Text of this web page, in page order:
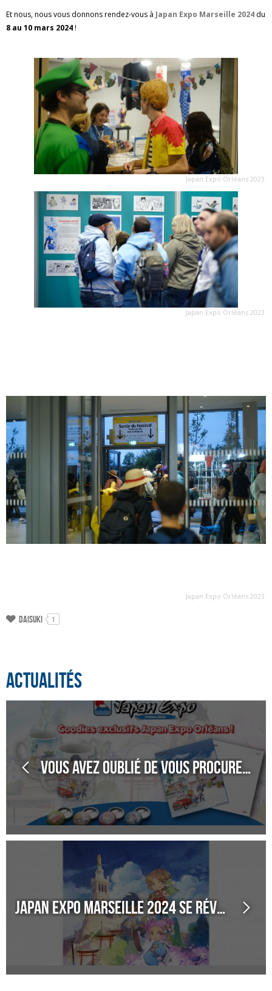
Et nous, nous vous donnons rendez-vous à Japan Expo Marseille 2024 du
8 au 10 mars 2024!
Japan Expo Orléans 2023
Japan Expo Orléans 2023
Japan Expo Orléans 2023
Daisuki 1
Actualités
Vous avez oublié de vous procurer un souvenir de Japan Expo Orléans ?
Japan Expo Marseille 2024 se révèle ! La nouvelle illustration d'Aurore